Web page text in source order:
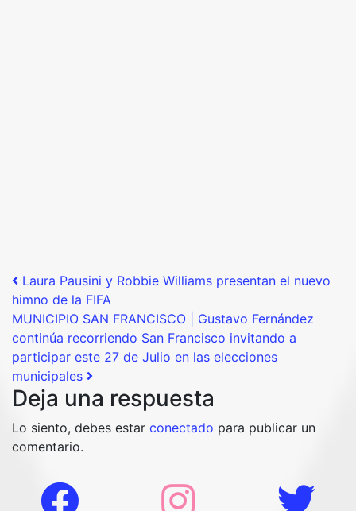
Post navigation
Laura Pausini y Robbie Williams presentan el nuevo
himno de la FIFA
MUNICIPIO SAN FRANCISCO | Gustavo Fernández
continúa recorriendo San Francisco invitando a
participar este 27 de Julio en las elecciones
municipales
Deja una respuesta
Lo siento, debes estar conectado para publicar un
comentario.